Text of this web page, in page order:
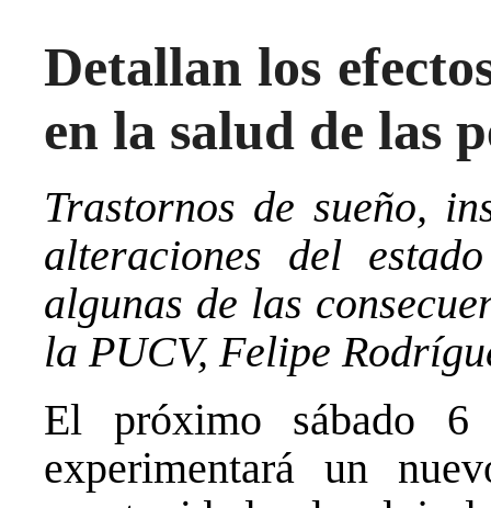
Detallan los
en la salud de las
Trastornos de sueño,
alteraciones del
algunas de las
la PUCV, Felipe
El próximo sábado 6
experimentará un